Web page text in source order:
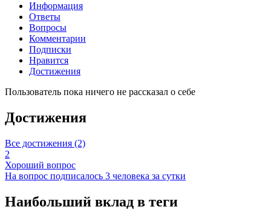
Информация
Ответы
Вопросы
Комментарии
Подписки
Нравится
Достижения
Пользователь пока ничего не рассказал о себе
Достижения
Все достижения (2)
2
Хороший вопрос
На вопрос подписалось 3 человека за сутки
Наибольший вклад в теги